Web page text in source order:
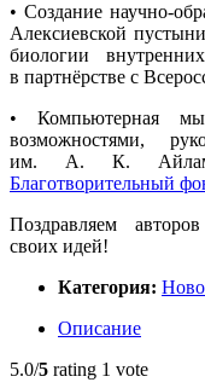
• Создание научно-
Алексиевской
биологии
в партнёрстве с
• Компьютерная
возможностями,
им. А. К.
Благотворительный
Поздравляем
своих идей!
Категория:
Описание
5.0/5 rating 1 vote